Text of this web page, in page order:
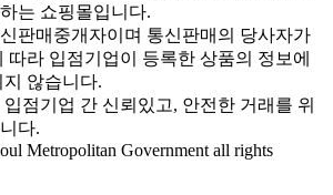
는 쇼핑몰입니다.
판매중개자이며 통신판매의 당사자가
따라 입점기업이 등록한 상품의 정보에
않습니다.
점기업 간 신뢰있고, 안전한 거래를 위
다.
Metropolitan Government all rights